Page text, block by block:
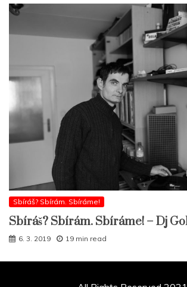
Sbíráš? Sbírám. Sbíráme!
Sbíráš? Sbírám. Sbíráme! – Dj
6. 3. 2019 19 min read